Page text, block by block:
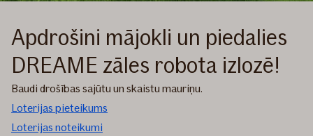
Apdrošini mājokli un piedalies
DREAME zāles robota izlozē!
Baudi drošības sajūtu un skaistu mauriņu.
Loterijas pieteikums
Loterijas noteikumi